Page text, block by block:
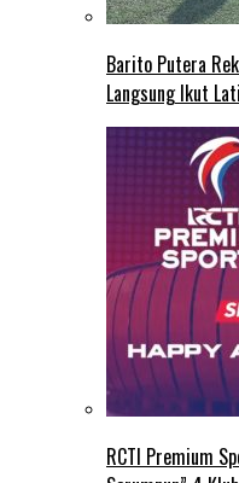
Barito Putera
Langsung Ikut
RCTI Premium